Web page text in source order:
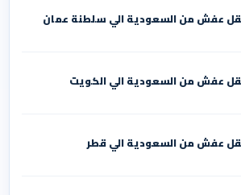
عفش من السعودية الي سلطنة عمان
عفش من السعودية الي الكويت
عفش من السعودية الي قطر